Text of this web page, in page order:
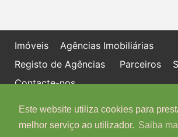
Este website utiliza cookies para
melhor serviço ao utilizador. Saiba
Imóveis
Agências Imobiliárias
Registo de Agências
Parceiros
Contacte-nos
Política de proteção de dados
Livro de Reclamações online